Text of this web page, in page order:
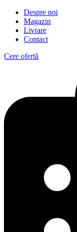
Despre noi
Magazin
Livrare
Contact
Cere ofertă